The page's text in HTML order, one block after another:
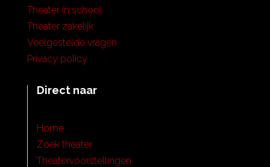
Theater in school
Theater zakelijk
Veelgestelde vragen
Privacy policy
Direct naar
Home
Zoek theater
Theatervoorstellingen